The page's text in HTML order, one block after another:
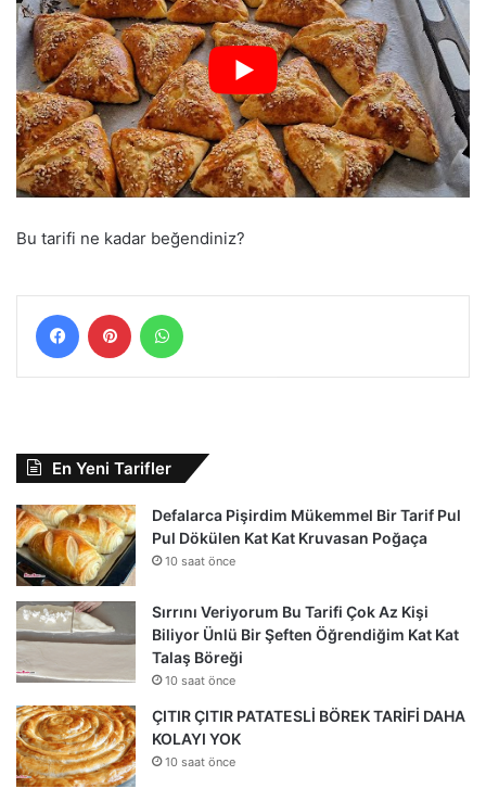
Bu tarifi ne kadar beğendiniz?
FacebookPinterest
En Yeni Tarifler
Defalarca Pişirdim Mükemmel Bir Tarif Pul
Pul Dökülen Kat Kat Kruvasan Poğaça
10 saat önce
Sırrını Veriyorum Bu Tarifi Çok Az Kişi
Biliyor Ünlü Bir Şeften Öğrendiğim Kat Kat
Talaş Böreği
10 saat önce
ÇITIR ÇITIR PATATESLİ BÖREK TARİFİ DAHA
KOLAYI YOK
10 saat önce